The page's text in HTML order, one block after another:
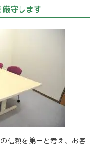
厳守します
信頼を第一と考え、お客